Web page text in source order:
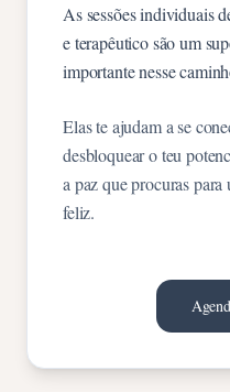
As sessões individuais
e terapêutico são um
importante nesse
Elas te ajudam a se
desbloquear o teu
a paz que procuras
feliz.